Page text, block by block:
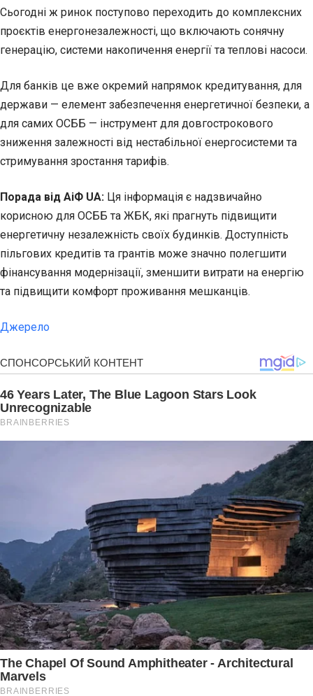
Сьогодні ж ринок поступово переходить до комплексних
проєктів енергонезалежності, що включають сонячну
генерацію, системи накопичення енергії та теплові насоси.
Для банків це вже окремий напрямок кредитування, для
держави — елемент забезпечення енергетичної безпеки, а
для самих ОСББ — інструмент для довгострокового
зниження залежності від нестабільної енергосистеми та
стримування зростання тарифів.
Порада від АіФ UA: Ця інформація є надзвичайно
корисною для ОСББ та ЖБК, які прагнуть підвищити
енергетичну незалежність своїх будинків. Доступність
пільгових кредитів та грантів може значно полегшити
фінансування модернізації, зменшити витрати на енергію
та підвищити комфорт проживання мешканців.
Джерело